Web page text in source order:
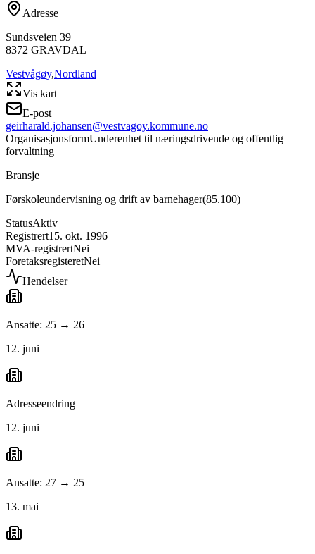
Adresse
Sundsveien 39
8372 GRAVDAL
Vestvågøy,Nordland
Vis kart
E-post
geirharald.johansen@vestvagoy.kommune.no
OrganisasjonsformUnderenhet til næringsdrivende og offentlig
forvaltning
Bransje
Førskoleundervisning og drift av barnehager(85.100)
StatusAktiv
Registrert15. okt. 1996
MVA-registrertNei
ForetaksregisteretNei
Hendelser
Ansatte: 25 → 26
12. juni
Adresseendring
12. juni
Ansatte: 27 → 25
13. mai